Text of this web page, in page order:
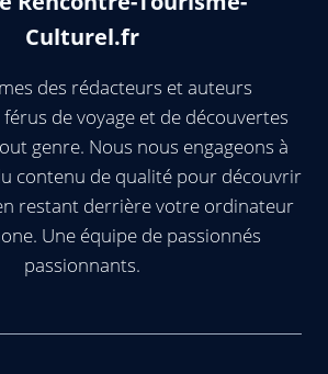
Culturel.fr
des rédacteurs et auteurs
de voyage et de découvertes
genre. Nous nous engageons à
contenu de qualité pour découvrir
restant derrière votre ordinateur
Une équipe de passionnés
passionnants.